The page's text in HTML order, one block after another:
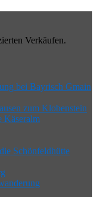
Verkäufen.
bei Bayrisch Gmain
zum Klobenstein
Käseralm
Schönfeldhütte